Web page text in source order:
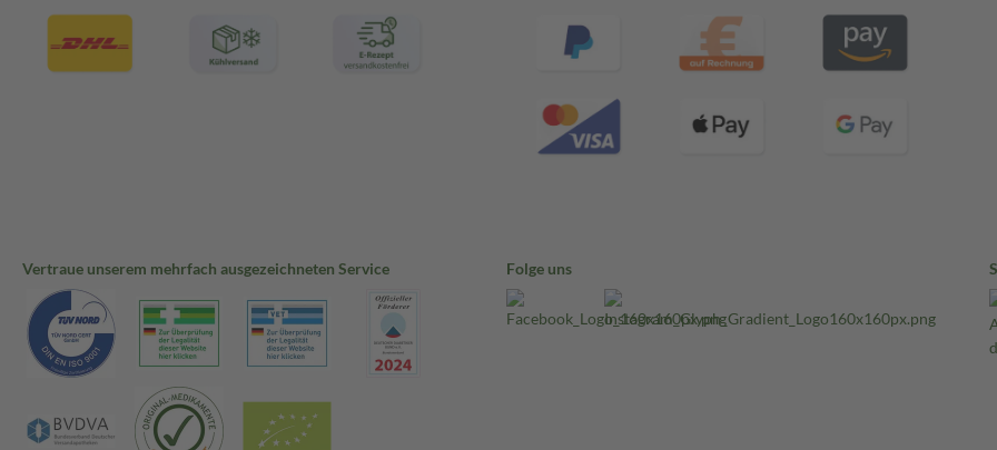
Vertraue unserem mehrfach ausgezeichneten Service Folge uns